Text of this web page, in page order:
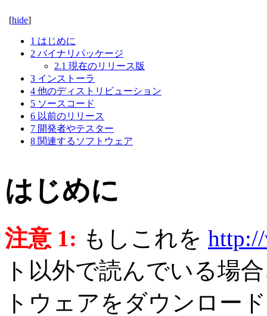
[hide]
1 はじめに
2 バイナリパッケージ
2.1 現在のリリース版
3 インストーラ
4 他のディストリビューション
5 ソースコード
6 以前のリリース
7 開発者やテスター
8 関連するソフトウェア
はじめに
注意 1: もしこれを
ト以外で読んでいる場
トウェアをダウンロー